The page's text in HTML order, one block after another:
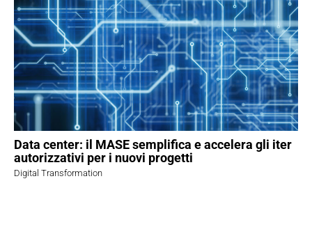
Data center: il MASE semplifica e accelera gli iter
autorizzativi per i nuovi progetti
Digital Transformation